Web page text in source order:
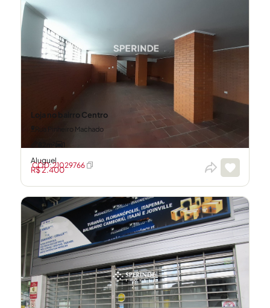
Loja no bairro Centro
Rua Pinheiro Machado
1
Aluguel
R$ 2.400
CÓD: 21029766